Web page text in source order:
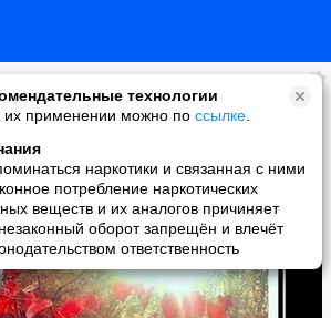
технологии
их применении можно по ссылке
наркотики и связанная с ними
потребление наркотических
веществ и их аналогов причиняет
оборот запрещён и влечёт
ответственность